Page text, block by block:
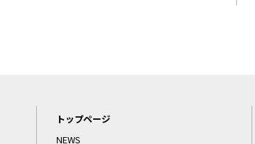
トップページ
NEWS